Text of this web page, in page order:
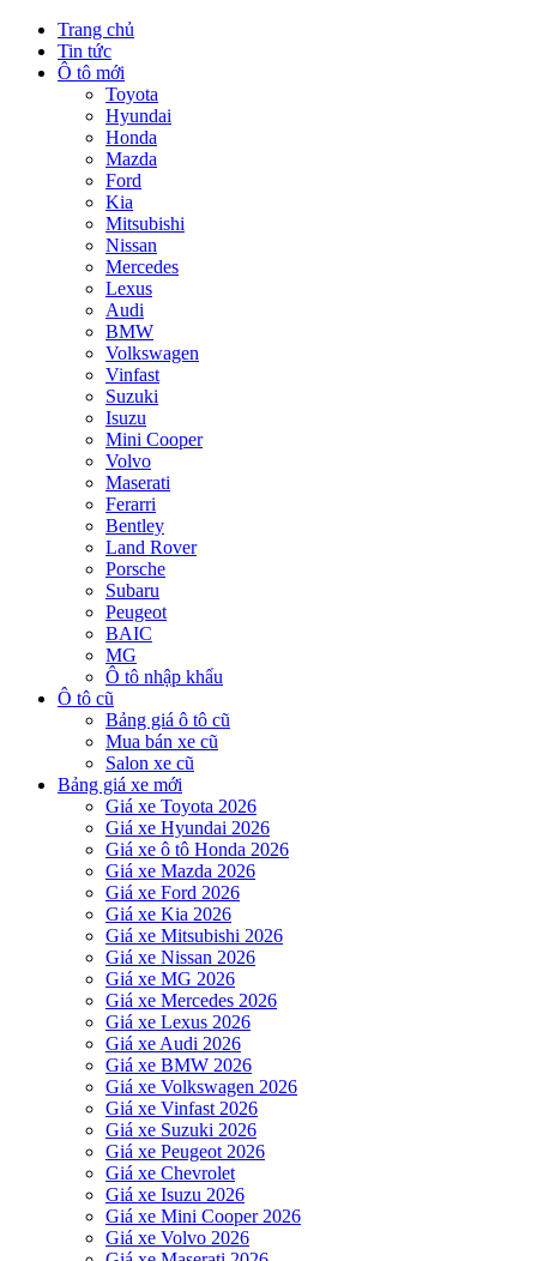
Trang chủ
Tin tức
Ô tô mới
Toyota
Hyundai
Honda
Mazda
Ford
Kia
Mitsubishi
Nissan
Mercedes
Lexus
Audi
BMW
Volkswagen
Vinfast
Suzuki
Isuzu
Mini Cooper
Volvo
Maserati
Ferarri
Bentley
Land Rover
Porsche
Subaru
Peugeot
BAIC
MG
Ô tô nhập khẩu
Ô tô cũ
Bảng giá ô tô cũ
Mua bán xe cũ
Salon xe cũ
Bảng giá xe mới
Giá xe Toyota 2026
Giá xe Hyundai 2026
Giá xe ô tô Honda 2026
Giá xe Mazda 2026
Giá xe Ford 2026
Giá xe Kia 2026
Giá xe Mitsubishi 2026
Giá xe Nissan 2026
Giá xe MG 2026
Giá xe Mercedes 2026
Giá xe Lexus 2026
Giá xe Audi 2026
Giá xe BMW 2026
Giá xe Volkswagen 2026
Giá xe Vinfast 2026
Giá xe Suzuki 2026
Giá xe Peugeot 2026
Giá xe Chevrolet
Giá xe Isuzu 2026
Giá xe Mini Cooper 2026
Giá xe Volvo 2026